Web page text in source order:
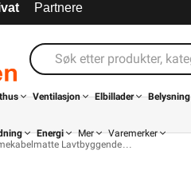
Partnere
Ventilasjon Elbillader Belysning
Energi Mer
Varemerker
Lavtbyggende